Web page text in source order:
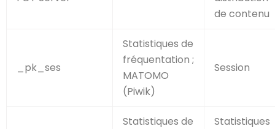
de contenu
_pk_ses
Statistiques de
fréquentation ;
MATOMO
(Piwik)
Session
Statistiques de
Statistiques